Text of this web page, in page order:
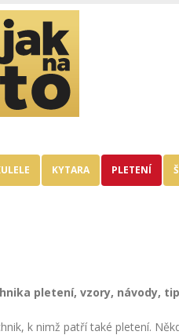
KYTARA PLETENÍ
pletení, vzory, návody,
k nimž patří také pletení.